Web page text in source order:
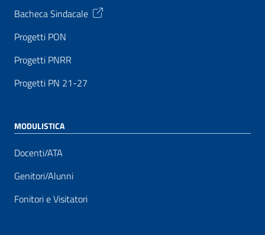
Bacheca Sindacale
Progetti PON
Progetti PNRR
Progetti PN 21-27
MODULISTICA
Docenti/ATA
Genitori/Alunni
Fonitori e Visitatori